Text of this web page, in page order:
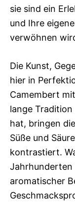
sie sind ein
und Ihre
verwöhnen
Die Kunst,
hier in
Camembert
lange
hat, bringen
Süße und
kontrastiert.
Jahrhunderten
aromatischer